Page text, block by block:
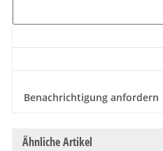
Benachrichtigung anfordern
Ähnliche Artikel